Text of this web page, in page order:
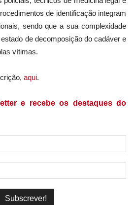
de identificação integram
sendo que a sua complexidade
de decomposição do cadáver e
vítimas.
aqui.
e recebe os destaques do